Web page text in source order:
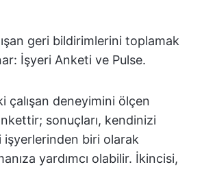
geri bildirimlerini toplamak
İşyeri Anketi ve Pulse.
çalışan deneyimini ölçen
sonuçları, kendinizi
işyerlerinden biri olarak
yardımcı olabilir. İkincisi,